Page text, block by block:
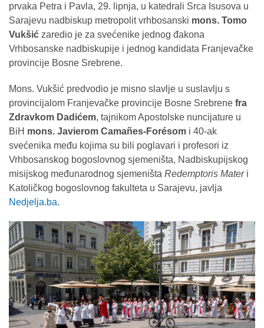
prvaka Petra i Pavla, 29. lipnja, u katedrali Srca Isusova u
Sarajevu nadbiskup metropolit vrhbosanski mons. Tomo
Vukšić zaredio je za svećenike jednog đakona
Vrhbosanske nadbiskupije i jednog kandidata Franjevačke
provincije Bosne Srebrene.
Mons. Vukšić predvodio je misno slavlje u suslavlju s
provincijalom Franjevačke provincije Bosne Srebrene fra
Zdravkom Dadićem, tajnikom Apostolske nuncijature u
BiH mons. Javierom Camañes-Forésom i 40-ak
svećenika među kojima su bili poglavari i profesori iz
Vrhbosanskog bogoslovnog sjemeništa, Nadbiskupijskog
misijskog međunarodnog sjemeništa Redemptoris Mater i
Katoličkog bogoslovnog fakulteta u Sarajevu, javlja
Nedjelja.ba.